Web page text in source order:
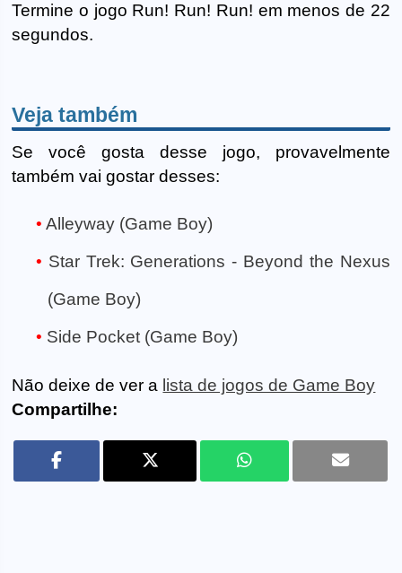
Termine o jogo Run! Run! Run! em menos de 22
segundos.
Veja também
Se você gosta desse jogo, provavelmente
também vai gostar desses:
Alleyway (Game Boy)
Star Trek: Generations - Beyond the Nexus
(Game Boy)
Side Pocket (Game Boy)
Não deixe de ver a lista de jogos de Game Boy
Compartilhe: